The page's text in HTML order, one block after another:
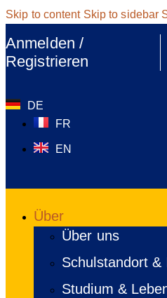
Skip to content Skip to sidebar
Anmelden /
Registrieren
DE
FR
EN
Über
Über uns
Schulstandort &
Studium &